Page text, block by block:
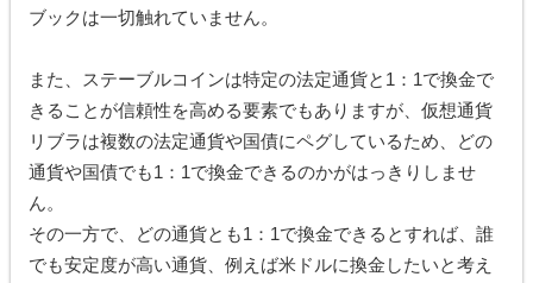
ブックは一切触れていません。
また、ステーブルコインは特定の法定通貨と1：1で換金で
きることが信頼性を高める要素でもありますが、仮想通貨
リブラは複数の法定通貨や国債にペグしているため、どの
通貨や国債でも1：1で換金できるのかがはっきりしませ
ん。
その一方で、どの通貨とも1：1で換金できるとすれば、誰
でも安定度が高い通貨、例えば米ドルに換金したいと考え